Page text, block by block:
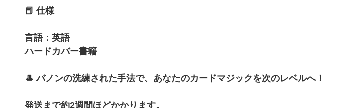
📕 仕様
言語：英語
ハードカバー書籍
🎩 バノンの洗練された手法で、あなたのカードマジックを次のレベルへ！
発送まで約2週間ほどかかります。